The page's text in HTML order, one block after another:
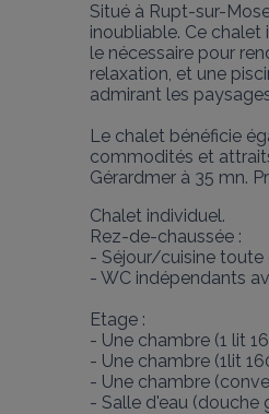
Situé à Rupt-sur-
inoubliable. Ce
le nécessaire pour
relaxation, et une
admirant les
Le chalet bénéficie
commodités et
Gérardmer à 35 mn.
Chalet individuel.
Rez-de-chaussée :
- Séjour/cuisine toute
- WC indépendants
Etage :
- Une chambre (1 lit
- Une chambre (1lit
- Une chambre
- Salle d'eau (douche